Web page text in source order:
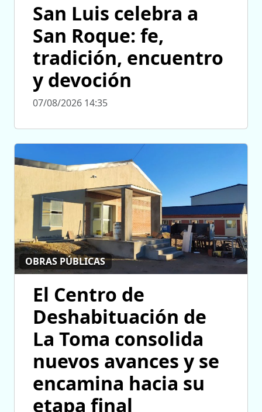
San Luis celebra a
San Roque: fe,
tradición, encuentro
y devoción
07/08/2026 14:35
OBRAS PÚBLICAS
El Centro de
Deshabituación de
La Toma consolida
nuevos avances y se
encamina hacia su
etapa final